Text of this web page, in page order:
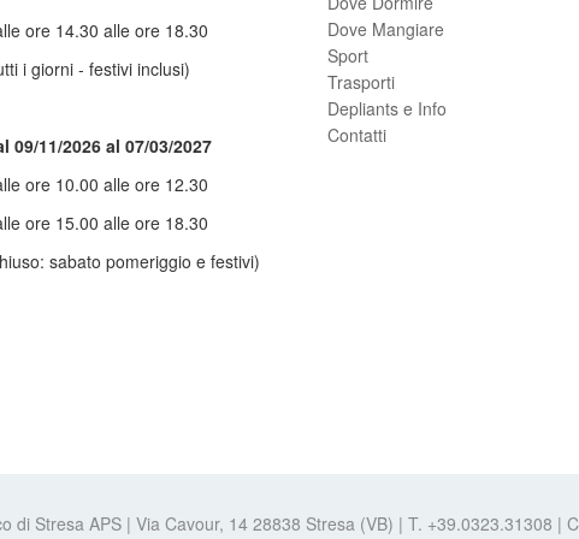
ore 14.30 alle ore 18.30
i giorni - festivi inclusi)
09/11/2026 al 07/03/2027
ore 10.00 alle ore 12.30
ore 15.00 alle ore 18.30
sabato pomeriggio e festivi)
Dove Mangiare
Sport
Trasporti
Depliants e Info
Contatti
di Stresa APS | Via Cavour, 14 28838 Stresa (VB) | T. +39.0323.31308 |